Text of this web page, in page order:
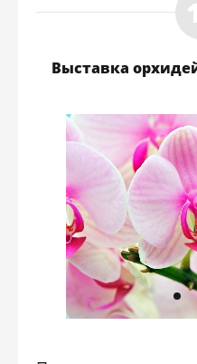
Выставка